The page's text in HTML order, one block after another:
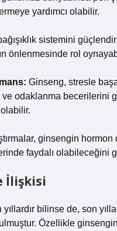
yardımcı olabilir.
sistemini
önlenmesinde rol
Ginseng, stresle
ve odaklanma
ginsengin
faydalı olabileceğini
İlişkisi
bilinse de, son
Özellikle